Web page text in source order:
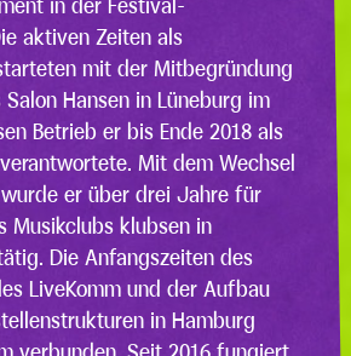
aktiven Zeiten als
mit der Mitbegründung
Hansen in Lüneburg im
Betrieb er bis Ende 2018 als
Mit dem Wechsel
er über drei Jahre für
Musikclubs klubsen in
Die Anfangszeiten des
LiveKomm und der Aufbau
in Hamburg